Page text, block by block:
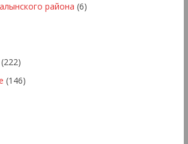
района (6)
(146)